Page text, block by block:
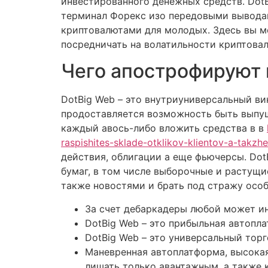
терминал Форекс изо передовыми
криптовалютами для молодых. Здесь вы
посредничать на волатильности
Чего апострофируют
DotBig Web – это внутриуниверсальный
продоставляется возможность быть
каждый авось-либо вложить средства в в
raspishites-sklade-otklikov-klientov-a-
действия, облигации а еще фьючерсы.
бумаг, в том числе выборочные и
также новостями и брать под стражу
За счет дебаркадеры любой может
DotBig Web – это прибыльная
DotBig Web – это универсальный
Маневренная автоплатформа,